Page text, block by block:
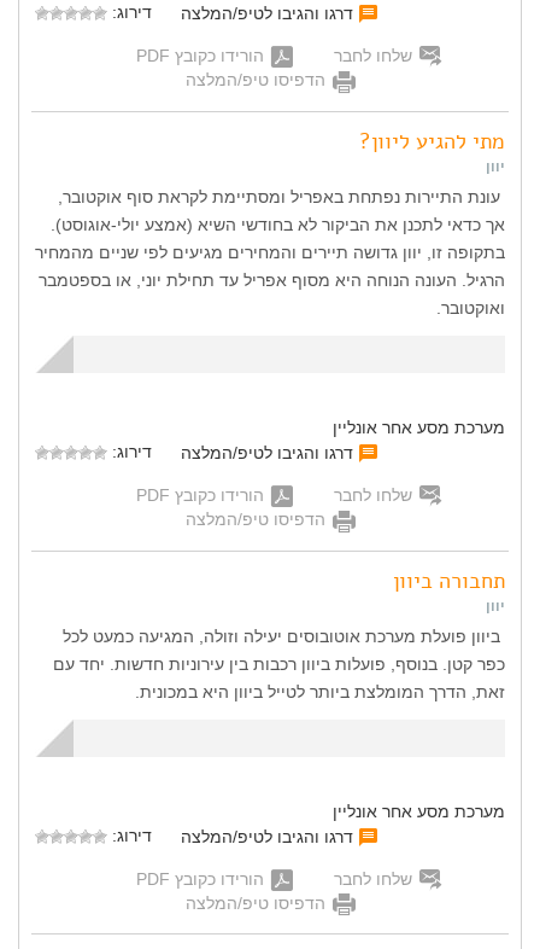
דרגו והגיבו לטיפ/המלצה
דירוג:
שלחו לחבר
הורידו כקובץ PDF
הדפיסו טיפ/המלצה
מתי להגיע ליוון?
יוון
עונת התיירות נפתחת באפריל ומסתיימת לקראת סוף אוקטובר,
אך כדאי לתכנן את הביקור לא בחודשי השיא (אמצע יולי-אוגוסט).
בתקופה זו, יוון גדושה תיירים והמחירים מגיעים לפי שניים מהמחיר
הרגיל. העונה הנוחה היא מסוף אפריל עד תחילת יוני, או בספטמבר
ואוקטובר.
מערכת מסע אחר אונליין
דרגו והגיבו לטיפ/המלצה
דירוג:
שלחו לחבר
הורידו כקובץ PDF
הדפיסו טיפ/המלצה
תחבורה ביוון
יוון
ביוון פועלת מערכת אוטובוסים יעילה וזולה, המגיעה כמעט לכל
כפר קטן. בנוסף, פועלות ביוון רכבות בין עירוניות חדשות. יחד עם
זאת, הדרך המומלצת ביותר לטייל ביוון היא במכונית.
מערכת מסע אחר אונליין
דרגו והגיבו לטיפ/המלצה
דירוג:
שלחו לחבר
הורידו כקובץ PDF
הדפיסו טיפ/המלצה